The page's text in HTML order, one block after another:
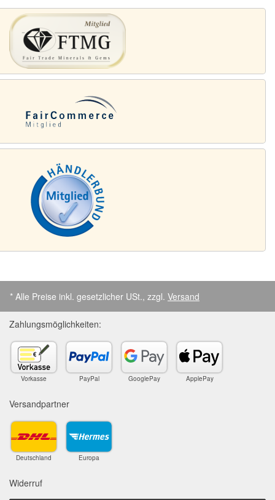
* Alle Preise inkl. gesetzlicher USt., zzgl. Versand
Zahlungsmöglichkeiten:
Vorkasse PayPal GooglePay ApplePay
Versandpartner
Deutschland Europa
Widerruf